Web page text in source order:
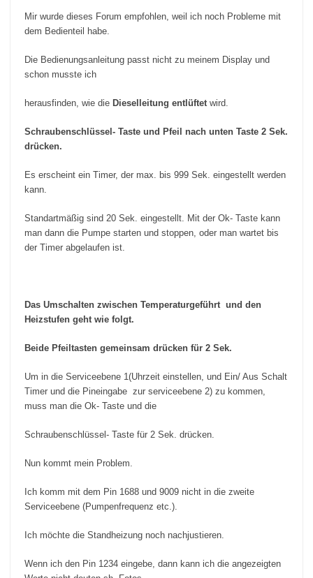
Mir wurde dieses Forum empfohlen, weil ich noch Probleme mit
dem Bedienteil habe.
Die Bedienungsanleitung passt nicht zu meinem Display und
schon musste ich
herausfinden, wie die Dieselleitung entlüftetwird.
Schraubenschlüssel- Taste und Pfeil nach unten Taste 2 Sek.
drücken.
Es erscheint ein Timer, der max. bis 999 Sek. eingestellt werden
kann.
Standartmäßig sind 20 Sek. eingestellt. Mit der Ok- Taste kann
man dann die Pumpe starten und stoppen, oder man wartet bis
der Timer abgelaufen ist.
Das Umschalten zwischen Temperaturgeführt und den
Heizstufen geht wie folgt.
Beide Pfeiltasten gemeinsam drücken für 2 Sek.
Um in die Serviceebene 1(Uhrzeit einstellen, und Ein/ Aus Schalt
Timer und die Pineingabe zur serviceebene 2) zu kommen,
muss man die Ok- Taste und die
Schraubenschlüssel- Taste für 2 Sek. drücken.
Nun kommt mein Problem.
Ich komm mit dem Pin 1688 und 9009 nicht in die zweite
Serviceebene (Pumpenfrequenz etc.).
Ich möchte die Standheizung noch nachjustieren.
Wenn ich den Pin 1234 eingebe, dann kann ich die angezeigten